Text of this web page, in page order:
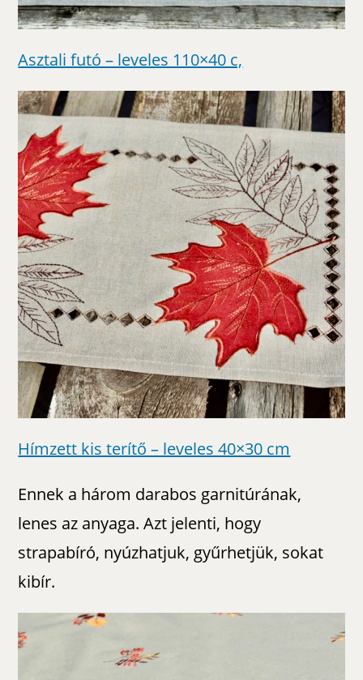
Asztali futó – leveles 110×40 c,
Hímzett kis terítő – leveles 40×30 cm
Ennek a három darabos garnitúrának,
lenes az anyaga. Azt jelenti, hogy
strapabíró, nyúzhatjuk, gyűrhetjük, sokat
kibír.